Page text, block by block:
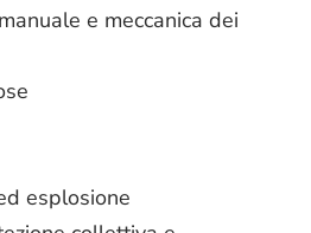
e meccanica dei
esplosione